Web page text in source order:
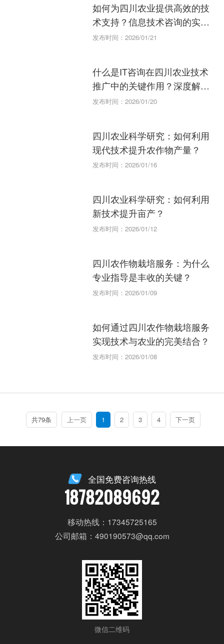
如何为四川农业提供高效的技
术支持？信息技术咨询的实战
经验。
发布时间：2026/01/21
什么是IT咨询在四川农业技术
推广中的关键作用？深度解
析。
发布时间：2026/01/20
四川农业科学研究：如何利用
现代技术提升农作物产量？
发布时间：2026/01/16
四川农业科学研究：如何利用
新技术提升亩产？
发布时间：2026/01/12
四川农作物栽培服务：为什么
专业指导是丰收的关键？
发布时间：2026/01/09
如何通过四川农作物栽培服务
实现技术与农业的完美结合？
发布时间：2026/01/08
共79条 上一页 1 2 3 4 下一页
全国免费咨询热线
18782089692
移动热线：17345725165
公司邮箱：490190573@qq.com
微信二维码